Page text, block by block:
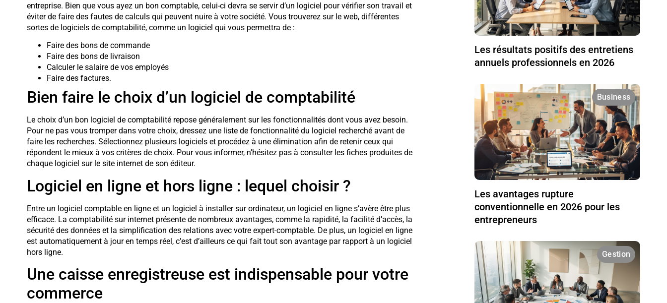
entreprise. Bien que vous ayez un bon comptable, celui-ci devra se servir d’un logiciel pour vérifier son travail et
éviter de faire des fautes de calculs qui peuvent nuire à votre société. Vous trouverez sur le web, différentes
sortes de logiciels de comptabilité, comme un logiciel qui vous permettra de :
Faire des bons de commande
Faire des bons de livraison
Calculer le salaire de vos employés
Faire des factures.
Bien faire le choix d’un logiciel de comptabilité
Le choix d’un bon logiciel de comptabilité repose généralement sur les fonctionnalités dont vous avez besoin.
Pour ne pas vous tromper dans votre choix, dressez une liste de fonctionnalité du logiciel recherché avant de
faire les recherches. Sélectionnez plusieurs logiciels et procédez à une élimination afin de retenir ceux qui
répondent le mieux à vos critères de choix. Pour vous informer, n’hésitez pas à consulter les fiches produites de
chaque logiciel sur le site internet de son éditeur.
Logiciel en ligne et hors ligne : lequel choisir ?
Entre un logiciel comptable en ligne et un logiciel à installer sur ordinateur, un logiciel en ligne s’avère être plus
efficace. La comptabilité sur internet présente de nombreux avantages, comme la rapidité, la facilité d’accès, la
sécurité des données et la simplification des relations avec votre expert-comptable. De plus, un logiciel en ligne
est automatiquement à jour en temps réel, c’est d’ailleurs ce qui fait tout son avantage par rapport à un logiciel
hors ligne.
Une caisse enregistreuse est indispensable pour votre
commerce
Les résultats positifs des entretiens
annuels professionnels en 2026
Business
Les avantages rupture
conventionnelle en 2026 pour les
entrepreneurs
Gestion